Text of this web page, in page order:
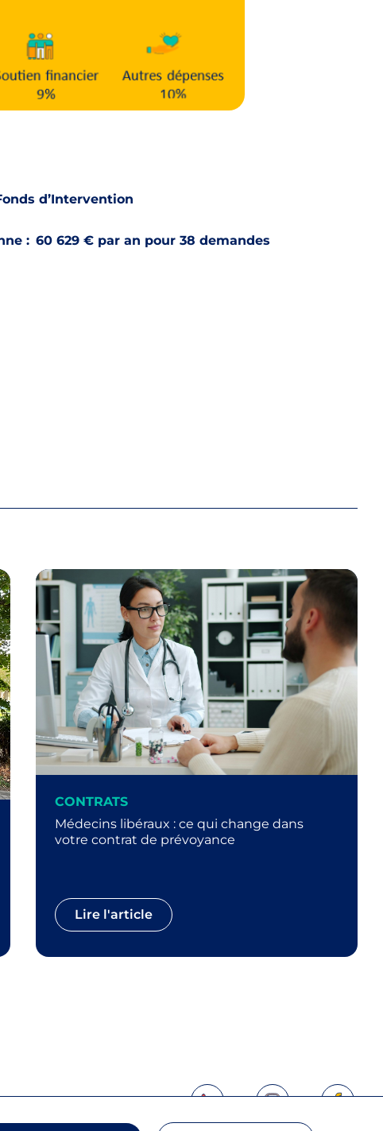
d’Intervention
: 60 629 € par an pour 38 demandes
CONTRATS
Médecins libéraux : ce qui change dans
votre contrat de prévoyance
Lire l'article